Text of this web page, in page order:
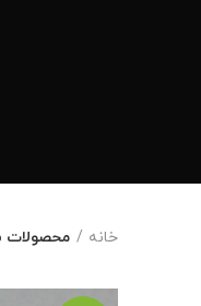
خانه محصولات